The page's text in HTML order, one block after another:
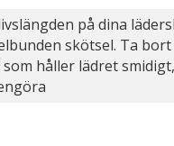
på dina
skötsel. Ta
håller lädret